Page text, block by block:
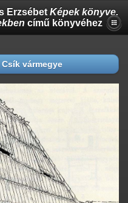
Erzsébet Képek könyve.
című könyvéhez
vármegye